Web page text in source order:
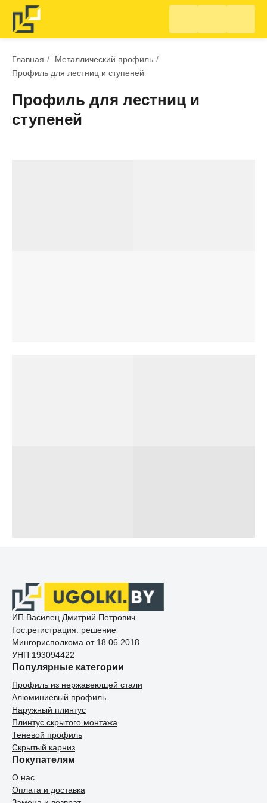
Главная / Металлический профиль /
Профиль для лестниц и ступеней
Профиль для лестниц и
ступеней
ИП Василец Дмитрий Петрович
Гос.регистрация: решение
Мингорисполкома от 18.06.2018
УНП 193094422
Популярные категории
Профиль из нержавеющей стали
Алюминиевый профиль
Наружный плинтус
Плинтус скрытого монтажа
Теневой профиль
Скрытый карниз
Покупателям
О нас
Оплата и доставка